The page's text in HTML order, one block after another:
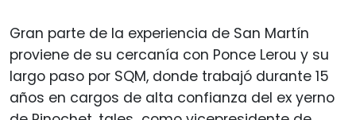
Gran parte de la experiencia de San Martín
proviene de su cercanía con Ponce Lerou y su
largo paso por SQM, donde trabajó durante 15
años en cargos de alta confianza del ex yerno